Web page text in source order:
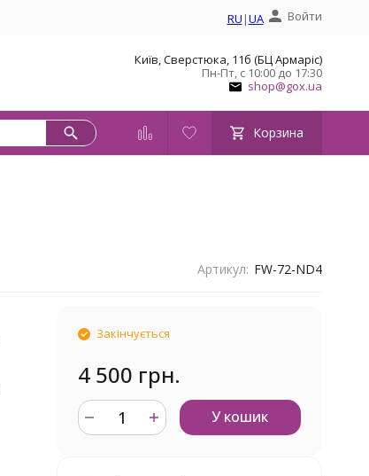
RU |UA Войти
Київ, Сверстюка, 11б (БЦ Армаріс)
Пн-Пт, с 10:00 до 17:30
shop@gox.ua
Корзина
Артикул: FW-72-ND4
Закінчується
4 500 грн.
У кошик